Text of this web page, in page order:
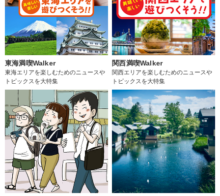
東海満喫Walker
東海エリアを楽しむためのニュースや
トピックスを大特集
関西満喫Walker
関西エリアを楽しむためのニュースや
トピックスを大特集